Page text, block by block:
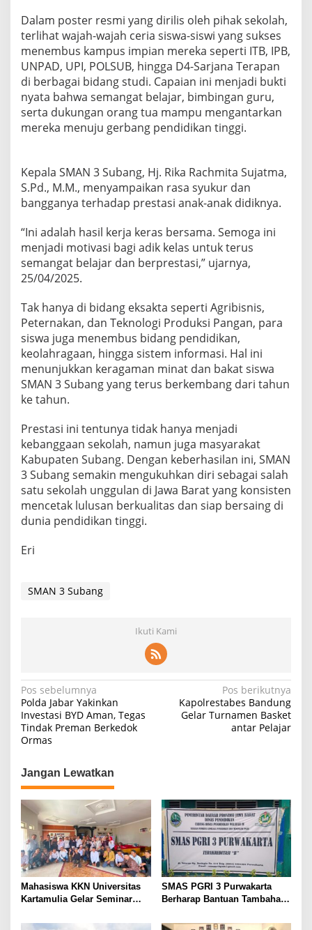
Dalam poster resmi yang dirilis oleh pihak sekolah,
terlihat wajah-wajah ceria siswa-siswi yang sukses
menembus kampus impian mereka seperti ITB, IPB,
UNPAD, UPI, POLSUB, hingga D4-Sarjana Terapan
di berbagai bidang studi. Capaian ini menjadi bukti
nyata bahwa semangat belajar, bimbingan guru,
serta dukungan orang tua mampu mengantarkan
mereka menuju gerbang pendidikan tinggi.
Kepala SMAN 3 Subang, Hj. Rika Rachmita Sujatma,
S.Pd., M.M., menyampaikan rasa syukur dan
bangganya terhadap prestasi anak-anak didiknya.
“Ini adalah hasil kerja keras bersama. Semoga ini
menjadi motivasi bagi adik kelas untuk terus
semangat belajar dan berprestasi,” ujarnya,
25/04/2025.
Tak hanya di bidang eksakta seperti Agribisnis,
Peternakan, dan Teknologi Produksi Pangan, para
siswa juga menembus bidang pendidikan,
keolahragaan, hingga sistem informasi. Hal ini
menunjukkan keragaman minat dan bakat siswa
SMAN 3 Subang yang terus berkembang dari tahun
ke tahun.
Prestasi ini tentunya tidak hanya menjadi
kebanggaan sekolah, namun juga masyarakat
Kabupaten Subang. Dengan keberhasilan ini, SMAN
3 Subang semakin mengukuhkan diri sebagai salah
satu sekolah unggulan di Jawa Barat yang konsisten
mencetak lulusan berkualitas dan siap bersaing di
dunia pendidikan tinggi.
Eri
SMAN 3 Subang
Ikuti Kami
Navigasi
pos
Pos sebelumnya
Polda Jabar Yakinkan
Investasi BYD Aman, Tegas
Tindak Preman Berkedok
Ormas
Pos berikutnya
Kapolrestabes Bandung
Gelar Turnamen Basket
antar Pelajar
Jangan Lewatkan
Mahasiswa KKN Universitas
Kartamulia Gelar Seminar
Sadar Hukum” di Desa
SMAS PGRI 3 Purwakarta
Berharap Bantuan Tambahan
Rp 818 Juta Dinilai Belum